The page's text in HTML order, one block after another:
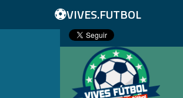
⚽VIVES.FUTBOL